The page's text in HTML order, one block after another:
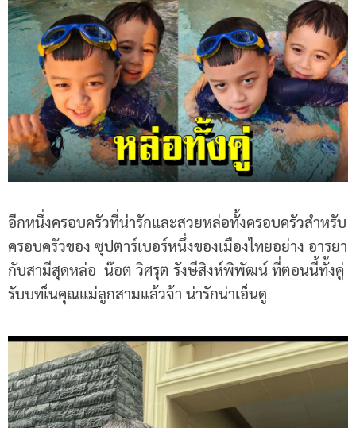
อีกหนึ่งครอบครัวที่น่ารักและสวยหล่อทั้งครอบครัวสำหรับ
ครอบครัวของ ซุปตาร์เบอร์หนึ่งของเมืองไทยอย่าง อารยา
กับสามีสุดหล่อ น๊อต วิศรุต รังษีสิงห์พิพัฒน์ ที่ตอนนี้ทั้งคู่
รับบทเ็นคุณแม่ลูกสามแล้วจ้า น่ารักน่าเอ็นดู